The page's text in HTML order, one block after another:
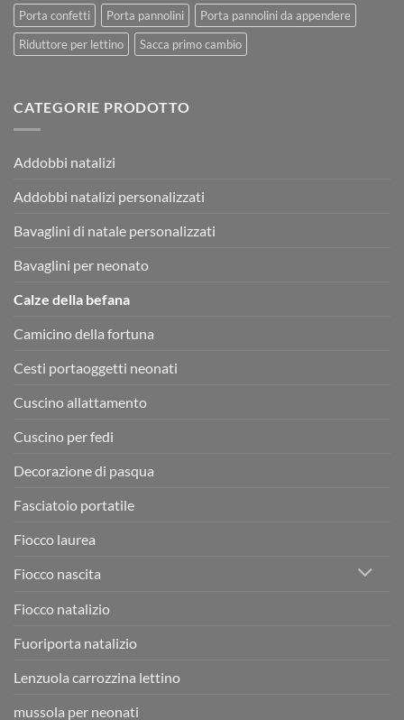
Porta confetti
Porta pannolini
Porta pannolini da appendere
Riduttore per lettino
Sacca primo cambio
CATEGORIE PRODOTTO
Addobbi natalizi
Addobbi natalizi personalizzati
Bavaglini di natale personalizzati
Bavaglini per neonato
Calze della befana
Camicino della fortuna
Cesti portaoggetti neonati
Cuscino allattamento
Cuscino per fedi
Decorazione di pasqua
Fasciatoio portatile
Fiocco laurea
Fiocco nascita
Fiocco natalizio
Fuoriporta natalizio
Lenzuola carrozzina lettino
mussola per neonati